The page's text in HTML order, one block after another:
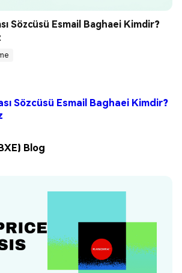
Sözcüsü Esmail Baghaei Kimdir?
Sözcüsü Esmail Baghaei Kimdir?
Blog